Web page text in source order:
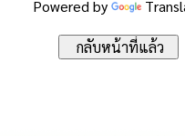
Powered by